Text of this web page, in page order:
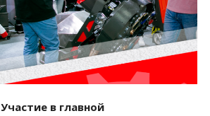
Участие в главной